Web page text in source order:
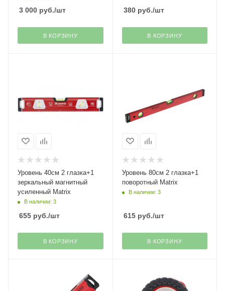
3 000 руб./шт
В КОРЗИНУ
380руб./шт
В КОРЗИНУ
Уровень 40см 2 глазка+1
зеркальный магнитный
усиленный Matrix
В наличии: 3
655 руб./шт
В КОРЗИНУ
Уровень 80см 2 глазка+1
поворотный Matrix
В наличии: 3
615руб./шт
В КОРЗИНУ